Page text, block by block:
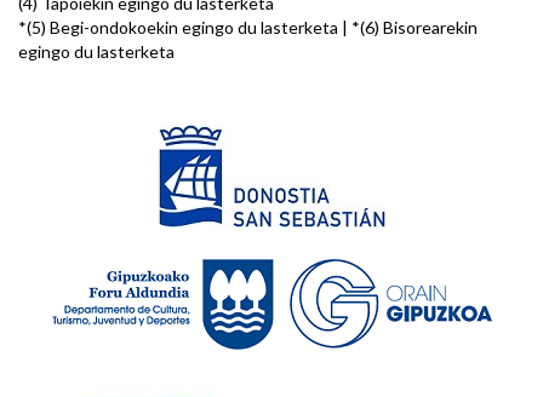
*(5) Begi-ondokoekin egingo du lasterketa | *(6) Bisorearekin
egingo du lasterketa